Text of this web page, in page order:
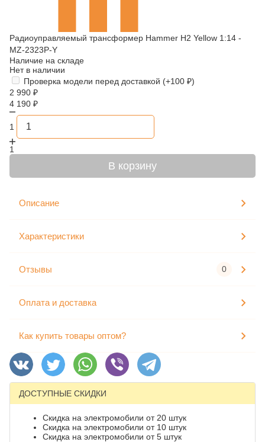
Радиоуправляемый трансформер Hammer H2 Yellow 1:14 -
MZ-2323P-Y
Наличие на складе
Нет в наличии
Проверка модели перед доставкой (+100 ₽)
2 990 ₽
4 190 ₽
1
1
В корзину
Описание
Характеристики
Отзывы 0
Оплата и доставка
Как купить товары оптом?
ДОСТУПНЫЕ СКИДКИ
Скидка на электромобили от 20 штук
Скидка на электромобили от 10 штук
Скидка на электромобили от 5 штук